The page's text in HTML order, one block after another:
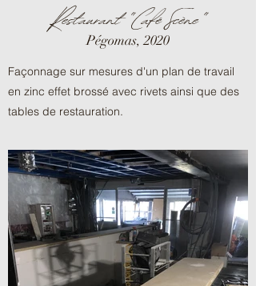
Restaurant "Café Scène"
Pégomas, 2020
Façonnage sur mesures d'un plan de travail
en zinc effet brossé avec rivets ainsi que des
tables de restauration.